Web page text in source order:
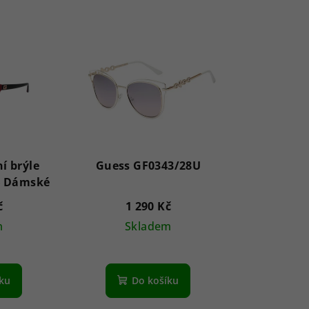
brýle
GU7919 69G 58 - Dámské
Guess GF0343/28U
1 290 Kč
Skladem
Do košíku